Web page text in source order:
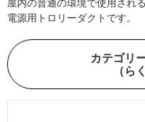
電源用トロリーダクトです。
カテゴリ
（ら